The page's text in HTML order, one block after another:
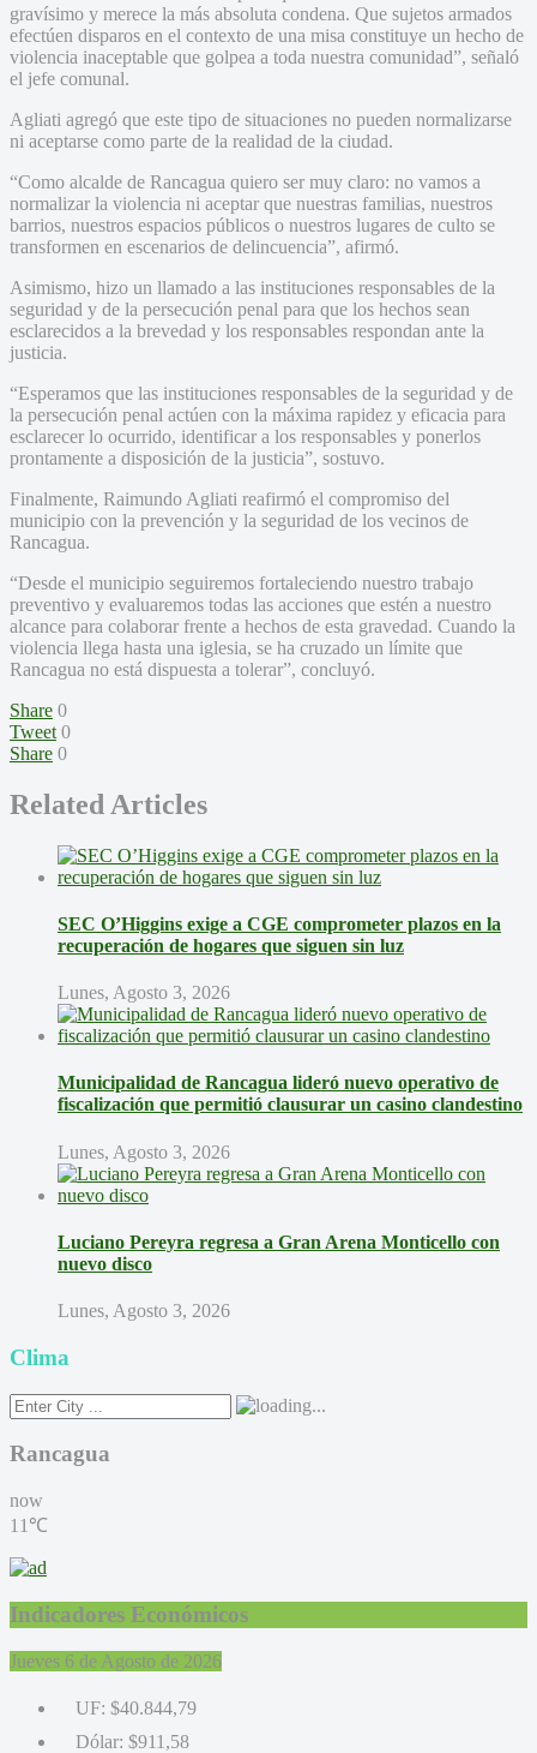
gravísimo y merece la más absoluta condena. Que sujetos armados
efectúen disparos en el contexto de una misa constituye un hecho de
violencia inaceptable que golpea a toda nuestra comunidad”, señaló
el jefe comunal.
Agliati agregó que este tipo de situaciones no pueden normalizarse
ni aceptarse como parte de la realidad de la ciudad.
“Como alcalde de Rancagua quiero ser muy claro: no vamos a
normalizar la violencia ni aceptar que nuestras familias, nuestros
barrios, nuestros espacios públicos o nuestros lugares de culto se
transformen en escenarios de delincuencia”, afirmó.
Asimismo, hizo un llamado a las instituciones responsables de la
seguridad y de la persecución penal para que los hechos sean
esclarecidos a la brevedad y los responsables respondan ante la
justicia.
“Esperamos que las instituciones responsables de la seguridad y de
la persecución penal actúen con la máxima rapidez y eficacia para
esclarecer lo ocurrido, identificar a los responsables y ponerlos
prontamente a disposición de la justicia”, sostuvo.
Finalmente, Raimundo Agliati reafirmó el compromiso del
municipio con la prevención y la seguridad de los vecinos de
Rancagua.
“Desde el municipio seguiremos fortaleciendo nuestro trabajo
preventivo y evaluaremos todas las acciones que estén a nuestro
alcance para colaborar frente a hechos de esta gravedad. Cuando la
violencia llega hasta una iglesia, se ha cruzado un límite que
Rancagua no está dispuesta a tolerar”, concluyó.
Share 0
Tweet 0
Share 0
Related Articles
SEC O’Higgins exige a CGE comprometer plazos en la
recuperación de hogares que siguen sin luz
Lunes, Agosto 3, 2026
Municipalidad de Rancagua lideró nuevo operativo de
fiscalización que permitió clausurar un casino clandestino
Lunes, Agosto 3, 2026
Luciano Pereyra regresa a Gran Arena Monticello con
nuevo disco
Lunes, Agosto 3, 2026
Clima
Rancagua
now
11℃
Indicadores Económicos
Jueves 6 de Agosto de 2026
UF: $40.844,79
Dólar: $911,58